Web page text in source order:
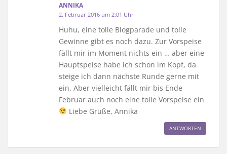
ANNIKA
2. Februar 2016 um 2:01 Uhr
Huhu, eine tolle Blogparade und tolle
Gewinne gibt es noch dazu. Zur Vorspeise
fällt mir im Moment nichts ein … aber eine
Hauptspeise habe ich schon im Kopf, da
steige ich dann nächste Runde gerne mit
ein. Aber vielleicht fällt mir bis Ende
Februar auch noch eine tolle Vorspeise ein
Liebe Grüße, Annika
ANTWORTEN